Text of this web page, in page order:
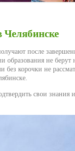
после
образования не берут
без корочки не
свои знания